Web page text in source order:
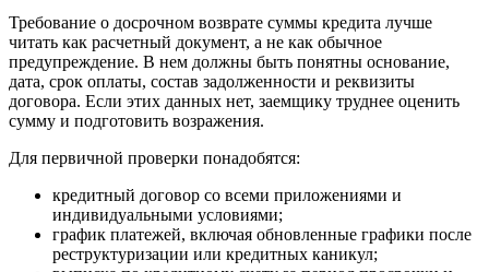
Требование о досрочном возврате суммы кредита лучше
читать как расчетный документ, а не как обычное
предупреждение. В нем должны быть понятны основание,
дата, срок оплаты, состав задолженности и реквизиты
договора. Если этих данных нет, заемщику труднее оценить
сумму и подготовить возражения.
Для первичной проверки понадобятся:
кредитный договор со всеми приложениями и
индивидуальными условиями;
график платежей, включая обновленные графики после
реструктуризации или кредитных каникул;